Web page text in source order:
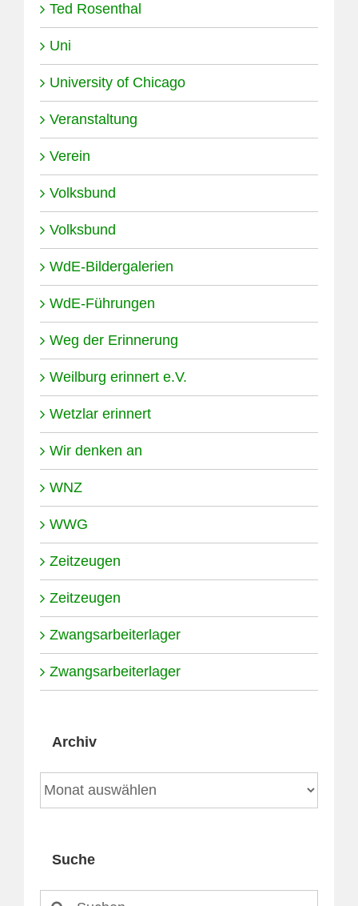
Ted Rosenthal
Uni
University of Chicago
Veranstaltung
Verein
Volksbund
Volksbund
WdE-Bildergalerien
WdE-Führungen
Weg der Erinnerung
Weilburg erinnert e.V.
Wetzlar erinnert
Wir denken an
WNZ
WWG
Zeitzeugen
Zeitzeugen
Zwangsarbeiterlager
Zwangsarbeiterlager
Archiv
Archiv
Suche
Suche